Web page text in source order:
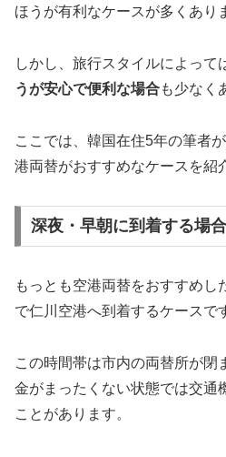
ほうが有利なケースが多くあり
しかし、旅行スタイルによって
うが安心で便利な場合も少なく
ここでは、韓国在住5年の筆者
港両替がおすすめなケースを紹
深夜・早朝に到着する場合
もっとも空港両替をおすすめし
で仁川空港へ到着するケースで
この時間帯は市内の両替所が閉
金がまったくない状態では交通
ことがあります。